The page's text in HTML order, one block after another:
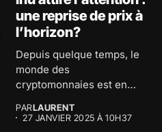
une reprise de prix à
l’horizon?
Depuis quelque temps, le
monde des
cryptomonnaies est en
PARLAURENT
27 JANVIER 2025 À 10H37